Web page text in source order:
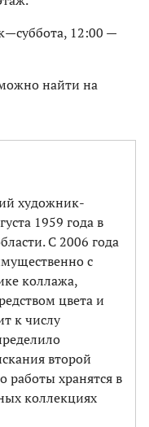
12:00 —
найти на
художник-
1959 года в
С 2006 года
с
коллажа,
цвета и
к числу
второй
работы хранятся в
коллекциях